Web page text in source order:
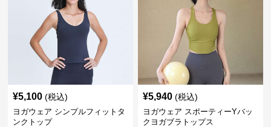
¥5,100 (税込)
ヨガウェア シンプルフィットタ
ンクトップ
¥5,940 (税込)
ヨガウェア スポーティーYバッ
クヨガブラトップス